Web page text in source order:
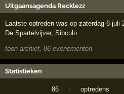
Uitgaansagenda Recklezz
Laatste optreden was op zaterdag 6 juli
De Spartelvijver,Sibculo
toon archief, 86 evenementen
Statistieken
86 ·
optredens